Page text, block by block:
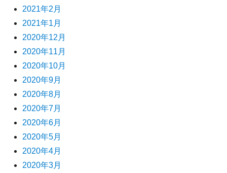
2021年2月
2021年1月
2020年12月
2020年11月
2020年10月
2020年9月
2020年8月
2020年7月
2020年6月
2020年5月
2020年4月
2020年3月